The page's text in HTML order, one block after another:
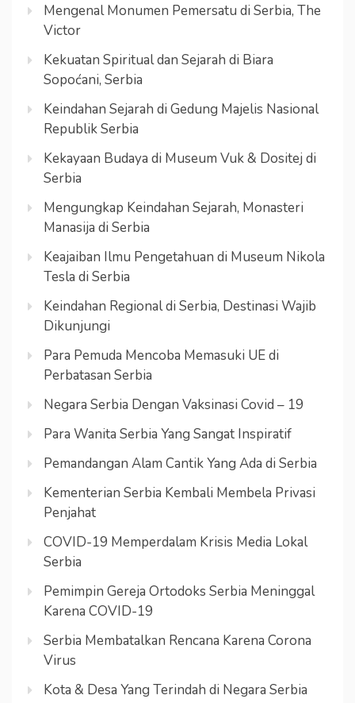
Mengenal Monumen Pemersatu di Serbia, The
Victor
Kekuatan Spiritual dan Sejarah di Biara
Sopoćani, Serbia
Keindahan Sejarah di Gedung Majelis Nasional
Republik Serbia
Kekayaan Budaya di Museum Vuk & Dositej di
Serbia
Mengungkap Keindahan Sejarah, Monasteri
Manasija di Serbia
Keajaiban Ilmu Pengetahuan di Museum Nikola
Tesla di Serbia
Keindahan Regional di Serbia, Destinasi Wajib
Dikunjungi
Para Pemuda Mencoba Memasuki UE di
Perbatasan Serbia
Negara Serbia Dengan Vaksinasi Covid – 19
Para Wanita Serbia Yang Sangat Inspiratif
Pemandangan Alam Cantik Yang Ada di Serbia
Kementerian Serbia Kembali Membela Privasi
Penjahat
COVID-19 Memperdalam Krisis Media Lokal
Serbia
Pemimpin Gereja Ortodoks Serbia Meninggal
Karena COVID-19
Serbia Membatalkan Rencana Karena Corona
Virus
Kota & Desa Yang Terindah di Negara Serbia